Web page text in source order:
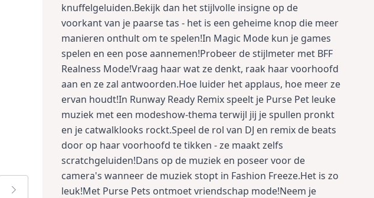
knuffelgeluiden.Bekijk dan het stijlvolle insigne op de
voorkant van je paarse tas - het is een geheime knop die meer
manieren onthult om te spelen!In Magic Mode kun je games
spelen en een pose aannemen!Probeer de stijlmeter met BFF
Realness Mode!Vraag haar wat ze denkt, raak haar voorhoofd
aan en ze zal antwoorden.Hoe luider het applaus, hoe meer ze
ervan houdt!In Runway Ready Remix speelt je Purse Pet leuke
muziek met een modeshow-thema terwijl jij je spullen pronkt
en je catwalklooks rockt.Speel de rol van DJ en remix de beats
door op haar voorhoofd te tikken - ze maakt zelfs
scratchgeluiden!Dans op de muziek en poseer voor de
camera's wanneer de muziek stopt in Fashion Freeze.Het is zo
leuk!Met Purse Pets ontmoet vriendschap mode!Neem je